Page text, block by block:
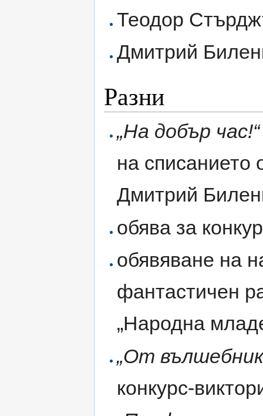
Теодор
Дмитрий
Разни
„На добър час!“
на
Дмитрий
обява за
обявяване на
фантастичен
„Народна
„От
конкурс-